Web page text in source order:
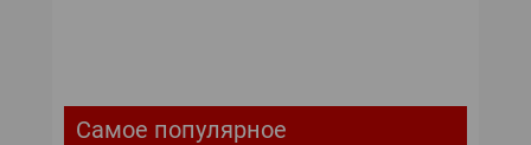
Самое популярное